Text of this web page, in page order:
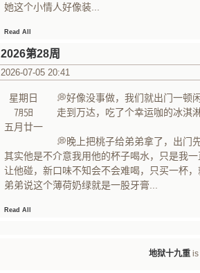
她这个小情人好像装...
Read All
2026第28周
2026-07-05 20:41
星期日
㋆㏤
五月廿一
💭好像没事做，我们就出门一顿
走到万达，吃了个幸运咖的冰淇
💭晚上​把桃子给弟弟拿了，出门
其实他是不介意我用他的杯子喝水，只是我
让他碰，新口味不知会不会难喝，只买一杯，
​弟弟说这个薄荷奶绿就是一股牙膏...
Read All
地狱十九重 is